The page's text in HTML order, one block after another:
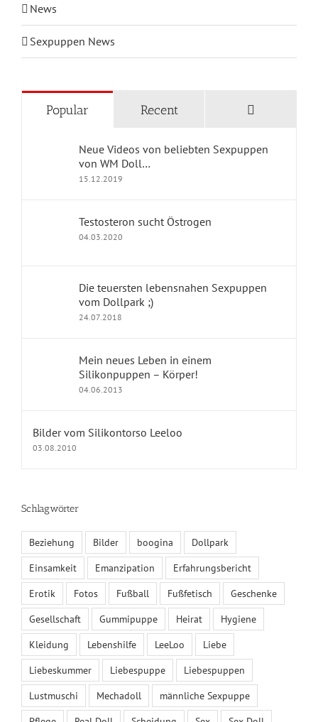
News
Sexpuppen News
Popular Recent
Neue Videos von beliebten Sexpuppen
von WM Doll…
15.12.2019
Testosteron sucht Östrogen
04.03.2020
Die teuersten lebensnahen Sexpuppen
vom Dollpark ;)
24.07.2018
Mein neues Leben in einem
Silikonpuppen – Körper!
04.06.2013
Bilder vom Silikontorso Leeloo
03.08.2010
Schlagwörter
Beziehung Bilder boogina
Dollpark
Einsamkeit
Emanzipation
Erfahrungsbericht
Erotik
Fotos Fußball Fußfetisch
Geschenke
Gesellschaft
Gummipuppe Heirat
Hygiene
Kleidung
Lebenshilfe LeeLoo
Liebe
Liebeskummer
Liebespuppe
Liebespuppen
Lustmuschi
Mechadoll
männliche Sexpuppe
Blog Home
Geschichten mit Sexpuppen
Erfahrungsberichte
Fragen und Antworten
KALENDER
August 2026
M D M D F S S
1
2
6 7
9
10
11 12 13 14 15
17
18 19 20 21 22
23
24
25 26 27 28 29
31
« Juni